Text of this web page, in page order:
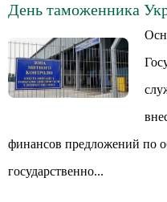
День таможенника
финансов предложений по
государственно...